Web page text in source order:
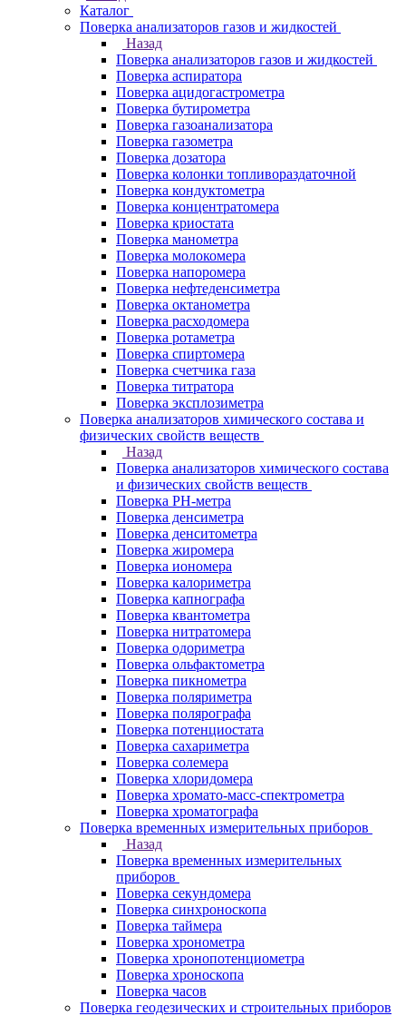
Каталог
Поверка анализаторов газов и жидкостей
Назад
Поверка анализаторов газов и жидкостей
Поверка аспиратора
Поверка ацидогастрометра
Поверка бутирометра
Поверка газоанализатора
Поверка газометра
Поверка дозатора
Поверка колонки топливораздаточной
Поверка кондуктометра
Поверка концентратомера
Поверка криостата
Поверка манометра
Поверка молокомера
Поверка напоромера
Поверка нефтеденсиметра
Поверка октанометра
Поверка расходомера
Поверка ротаметра
Поверка спиртомера
Поверка счетчика газа
Поверка титратора
Поверка эксплозиметра
Поверка анализаторов химического состава и
физических свойств веществ
Назад
Поверка анализаторов химического состава
и физических свойств веществ
Поверка PH-метра
Поверка денсиметра
Поверка денситометра
Поверка жиромера
Поверка иономера
Поверка калориметра
Поверка капнографа
Поверка квантометра
Поверка нитратомера
Поверка одориметра
Поверка ольфактометра
Поверка пикнометра
Поверка поляриметра
Поверка полярографа
Поверка потенциостата
Поверка сахариметра
Поверка солемера
Поверка хлоридомера
Поверка хромато-масс-спектрометра
Поверка хроматографа
Поверка временных измерительных приборов
Назад
Поверка временных измерительных
приборов
Поверка секундомера
Поверка синхроноскопа
Поверка таймера
Поверка хронометра
Поверка хронопотенциометра
Поверка хроноскопа
Поверка часов
Поверка геодезических и строительных приборов